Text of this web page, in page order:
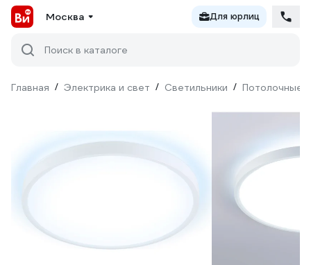
Москва Для юрлиц
Поиск в каталоге
Главная / Электрика и свет / Светильники / Потолочные